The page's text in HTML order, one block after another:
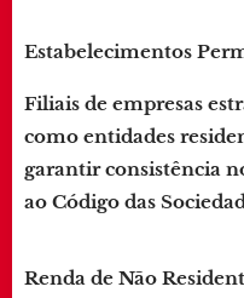
Estabelecimentos
Filiais de empresas
como entidades
garantir consistência
ao Código das
Renda de Não